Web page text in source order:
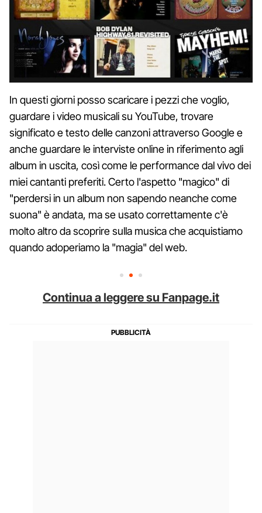
In questi giorni posso scaricare i pezzi che voglio,
guardare i video musicali su YouTube, trovare
significato e testo delle canzoni attraverso Google e
anche guardare le interviste online in riferimento agli
album in uscita, così come le performance dal vivo dei
miei cantanti preferiti. Certo l'aspetto "magico" di
"perdersi in un album non sapendo neanche come
suona" è andata, ma se usato correttamente c'è
molto altro da scoprire sulla musica che acquistiamo
quando adoperiamo la "magia" del web.
Continua a leggere su Fanpage.it